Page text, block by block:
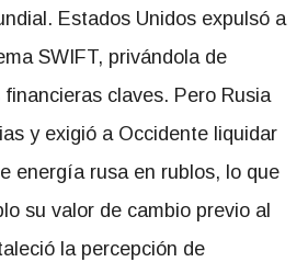
Estados Unidos expulsó a
SWIFT, privándola de
claves. Pero Rusia
y exigió a Occidente liquidar
energía rusa en rublos, lo que
su valor de cambio previo al
la percepción de